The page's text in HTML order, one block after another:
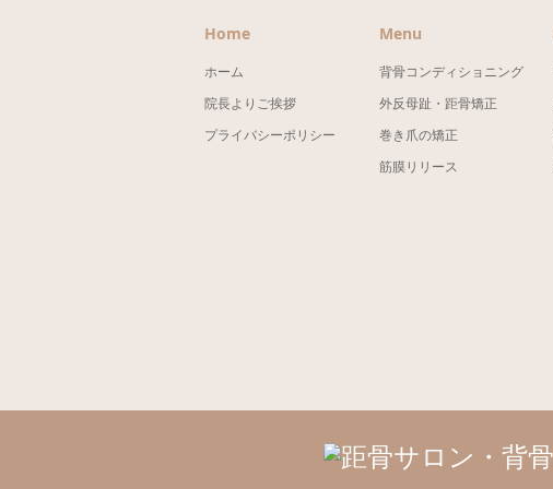
Home
ホーム
院長よりご挨拶
プライバシーポリシー
Menu
背骨コンディショニング
外反母趾・距骨矯正
巻き爪の矯正
筋膜リリース